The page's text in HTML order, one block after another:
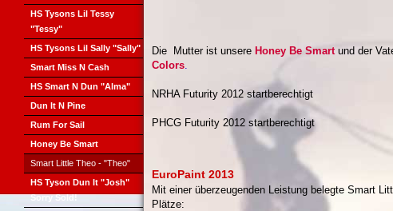
HS Tysons Lil Tessy
"Tessy"
HS Tysons Lil Sally "Sally"
Smart Miss N Cash
HS Smart N Dun "Alma"
Dun It N Pine
Rum For Sail
Honey Be Smart
Smart Little Theo - "Theo"
HS Tyson Dun It "Josh"
Sorry Sold!
Die Mutter ist unsere Honey Be Smart und der
Colors.
NRHA Futurity 2012 startberechtigt
PHCG Futurity 2012 startberechtigt
EuroPaint 2013
Mit einer überzeugenden Leistung belegte Smart
Plätze: